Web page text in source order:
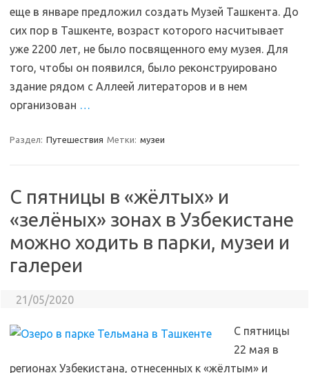
еще в январе предложил создать Музей Ташкента. До
сих пор в Ташкенте, возраст которого насчитывает
уже 2200 лет, не было посвященного ему музея. Для
того, чтобы он появился, было реконструировано
здание рядом с Аллеей литераторов и в нем
организован …
Раздел: Путешествия Метки: музеи
С пятницы в «жёлтых» и
«зелёных» зонах в Узбекистане
можно ходить в парки, музеи и
галереи
21/05/2020
С пятницы
22 мая в
регионах Узбекистана, отнесенных к «жёлтым» и